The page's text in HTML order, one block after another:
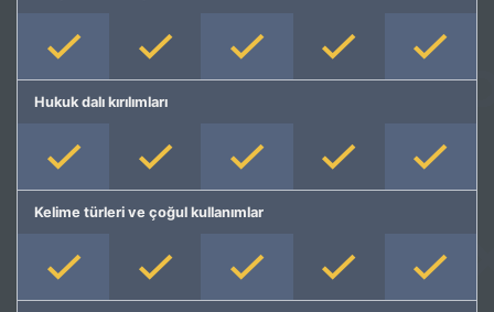
Hukuk dalı kırılımları
Kelime türleri ve çoğul kullanımlar